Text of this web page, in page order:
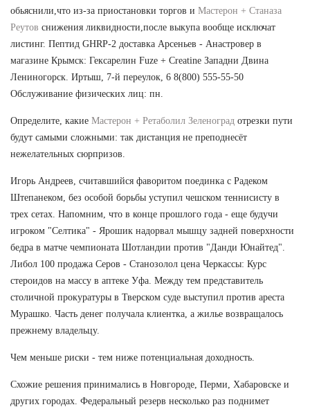
обьяснили,что из-за приостановки торгов и Мастерон + Станаза
Реутов снижения ликвидности,после выкупа вообще исключат
листинг. Пептид GHRP-2 доставка Арсеньев - Анастровер в
магазине Крымск: Гексарелин Fuze + Creatine Западни Двина
Лениногорск. Иртыш, 7-й переулок, 6 8(800) 555-55-50
Обслуживание физических лиц: пн.
Определите, какие Мастерон + Ретаболил Зеленоград отрезки пути
будут самыми сложными: так дистанция не преподнесёт
нежелательных сюрпризов.
Игорь Андреев, считавшийся фаворитом поединка с Радеком
Штепанеком, без особой борьбы уступил чешском теннисисту в
трех сетах. Напомним, что в конце прошлого года - еще будучи
игроком "Селтика" - Ярошик надорвал мышцу задней поверхности
бедра в матче чемпионата Шотландии против "Данди Юнайтед".
Либол 100 продажа Серов - Станозолол цена Черкассы: Курс
стероидов на массу в аптеке Уфа. Между тем представитель
столичной прокуратуры в Тверском суде выступил против ареста
Мурашко. Часть денег получала клиентка, а жилье возвращалось
прежнему владельцу.
Чем меньше риски - тем ниже потенциальная доходность.
Схожие решения принимались в Новгороде, Перми, Хабаровске и
других городах. Федеральный резерв несколько раз поднимет